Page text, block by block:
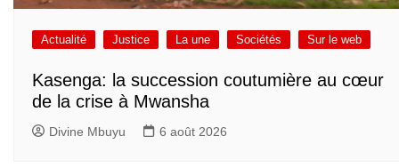
Actualité Justice La une Sociétés Sur le web
Kasenga: la succession coutumière au cœur
de la crise à Mwansha
Divine Mbuyu 6 août 2026